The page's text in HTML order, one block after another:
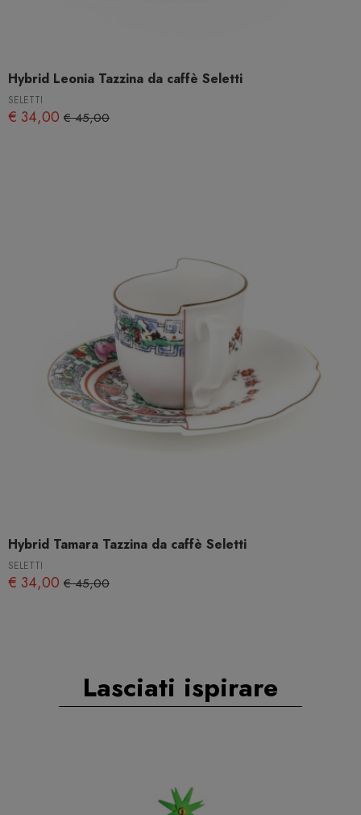
Hybrid Leonia Tazzina da caffè Seletti
SELETTI
€ 34,00 € 45,00
Hybrid Tamara Tazzina da caffè Seletti
SELETTI
€ 34,00 € 45,00
Lasciati ispirare